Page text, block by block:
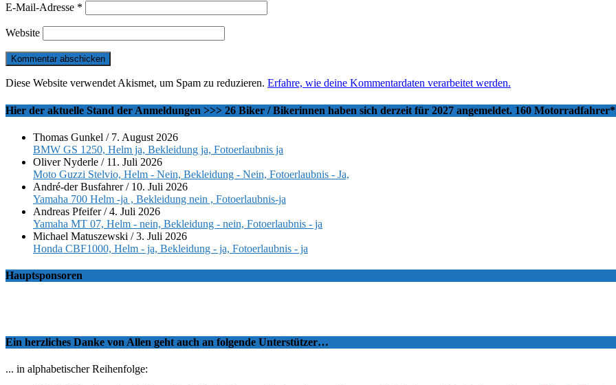
E-Mail-Adresse *
Website
Diese Website verwendet Akismet, um Spam zu reduzieren. Erfahre, wie deine Kommentardaten verarbeitet werden.
Hier der aktuelle Stand der Anmeldungen >>> 26 Biker / Bikerinnen haben sich derzeit für 2027 angemeldet. 160
Thomas Gunkel / 7. August 2026
BMW GS 1250, Helm ja, Bekleidung ja, Fotoerlaubnis ja
Oliver Nyderle / 11. Juli 2026
Moto Guzzi Stelvio, Helm - Nein, Bekleidung - Nein, Fotoerlaubnis - Ja,
André-der Busfahrer/ 10. Juli 2026
Yamaha 700 Helm -ja , Bekleidung nein , Fotoerlaubnis-ja
Andreas Pfeifer/4. Juli 2026
Yamaha MT 07, Helm - nein, Bekleidung - nein, Fotoerlaubnis - ja
Michael Matuszewski /3. Juli 2026
Honda CBF1000, Helm - ja, Bekleidung - ja, Fotoerlaubnis - ja
Hauptsponsoren
Ein herzliches Danke von Allen geht auch an folgende Unterstützer…
... in alphabetischer Reihenfolge: